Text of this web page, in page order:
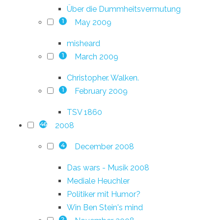
Über die Dummheitsvermutung
1 May 2009
misheard
1 March 2009
Christopher. Walken.
1 February 2009
TSV 1860
46 2008
4 December 2008
Das wars - Musik 2008
Mediale Heuchler
Politiker mit Humor?
Win Ben Stein's mind